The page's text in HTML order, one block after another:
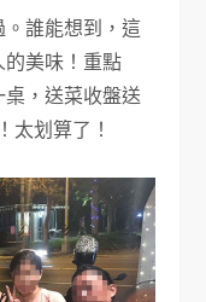
誰能想到，這
的美味！重點
，送菜收盤送
太划算了！